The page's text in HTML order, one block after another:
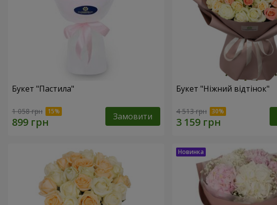
Букет "Пастила"
1 058 грн Замовити
Букет "Ніжний відтінок"
4 513 грн